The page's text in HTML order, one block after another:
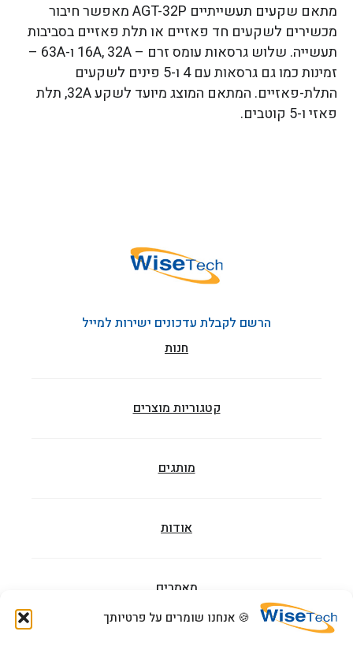
🍪 אנחנו שומרים על פרטיותך
מתאם שקעים תעשייתיים AGT-32P מאפשר חיבור
מכשירים לשקעים חד פאזיים או תלת פאזיים בסביבות
תעשייה. שלוש גרסאות עומס זרם – 16A, 32A ו-63A –
זמינות כמו גם גרסאות עם 4 ו-5 פינים לשקעים
התלת-פאזיים. המתאם המוצג מיועד לשקע 32A, תלת
פאזי ו-5 קוטבים.
הרשם לקבלת עדכונים ישירות למייל
חנות
קטגוריות מוצרים
מותגים
אודות
מאמרים